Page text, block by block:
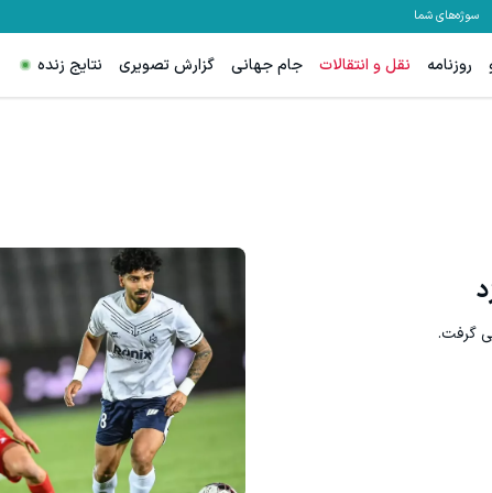
سوژه‌های شما
روزنامه نقل و انتقالات جام جهانی گزارش تصویری نتایج زنده
گرفت.
بچرخونش